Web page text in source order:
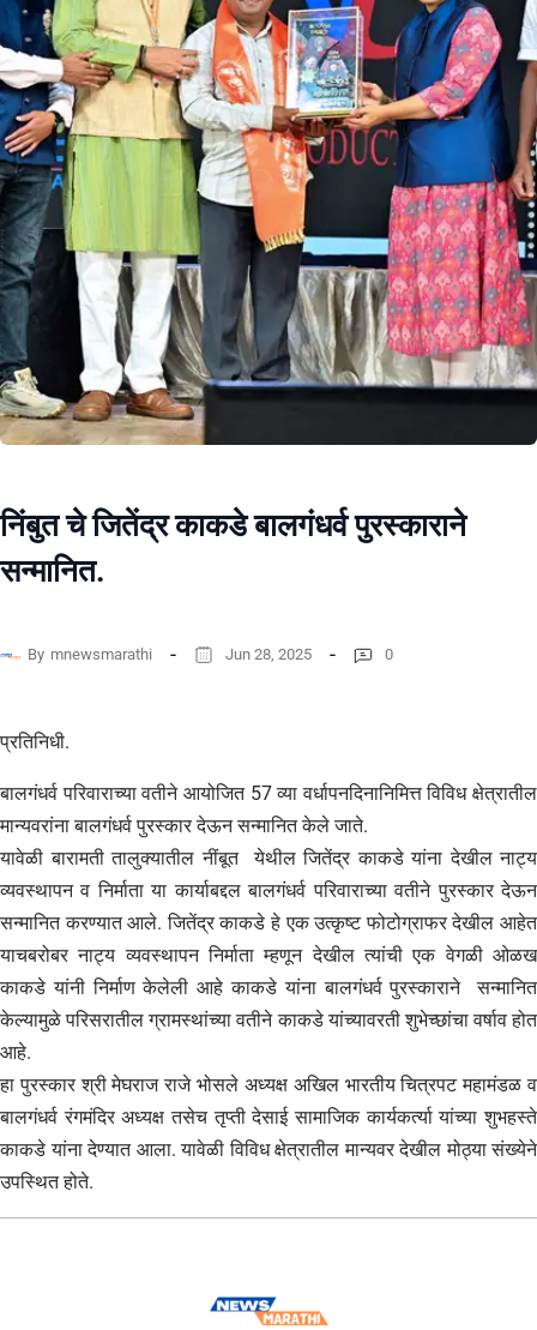
निंबुत चे जितेंद्र काकडे बालगंधर्व पुरस्काराने
सन्मानित.
By mnewsmarathi Jun 28, 2025 0
प्रतिनिधी.
बालगंधर्व परिवाराच्या वतीने आयोजित 57 व्या वर्धापनदिनानिमित्त विविध क्षेत्रातील
मान्यवरांना बालगंधर्व पुरस्कार देऊन सन्मानित केले जाते.
यावेळी बारामती तालुक्यातील नींबूत येथील जितेंद्र काकडे यांना देखील नाट्य
व्यवस्थापन व निर्माता या कार्याबद्दल बालगंधर्व परिवाराच्या वतीने पुरस्कार देऊन
सन्मानित करण्यात आले. जितेंद्र काकडे हे एक उत्कृष्ट फोटोग्राफर देखील आहेत
याचबरोबर नाट्य व्यवस्थापन निर्माता म्हणून देखील त्यांची एक वेगळी ओळख
काकडे यांनी निर्माण केलेली आहे काकडे यांना बालगंधर्व पुरस्काराने सन्मानित
केल्यामुळे परिसरातील ग्रामस्थांच्या वतीने काकडे यांच्यावरती शुभेच्छांचा वर्षाव होत
आहे.
हा पुरस्कार श्री मेघराज राजे भोसले अध्यक्ष अखिल भारतीय चित्रपट महामंडळ व
बालगंधर्व रंगमंदिर अध्यक्ष तसेच तृप्ती देसाई सामाजिक कार्यकर्त्या यांच्या शुभहस्ते
काकडे यांना देण्यात आला. यावेळी विविध क्षेत्रातील मान्यवर देखील मोठ्या संख्येने
उपस्थित होते.